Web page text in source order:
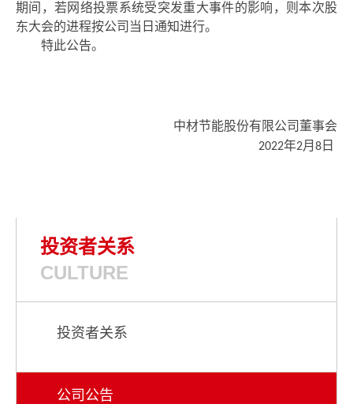
期间，若网络投票系统受突发重大事件的影响，则本次股
东大会的进程按公司当日通知进行。
特此公告。
中材节能股份有限公司 董事会
2022年2月 8 日
投资者关系
CULTURE
投资者关系
公司公告